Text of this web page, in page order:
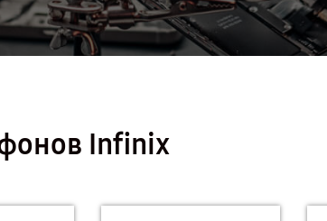
Infinix